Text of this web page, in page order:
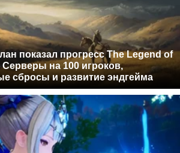
показал прогресс The Legend of
на 100 игроков,
сбросы и развитие эндгейма